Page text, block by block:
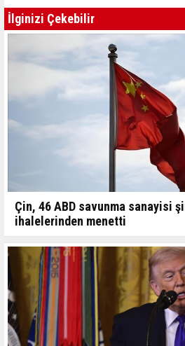
İlginizi Çekebilir
Çin, 46 ABD savunma sanayisi
ihalelerinden menetti